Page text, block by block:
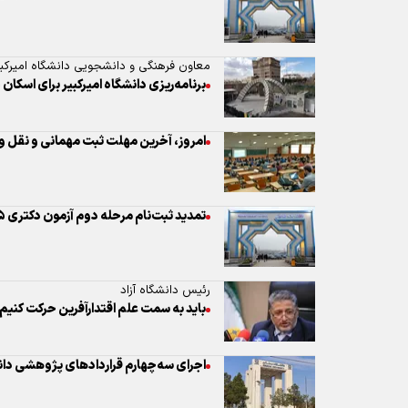
تمدید ثبت‌نام مرحله دوم آزمون دکتری ۱۴۰۵ دانشگاه علامه
مهلت ثبت نقل و انتقال دانشجویان تا ۸ خرداد تمدید شد